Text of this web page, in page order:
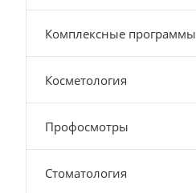
Комплексные программы
Косметология
Профосмотры
Стоматология